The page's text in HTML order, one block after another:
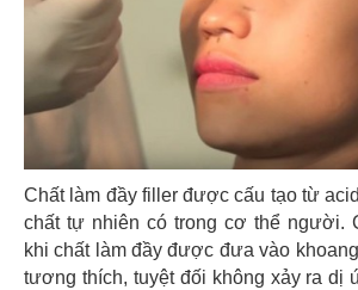
Chất làm đầy filler được cấu tạo từ
chất tự nhiên có trong cơ thể người.
khi chất làm đầy được đưa vào
tương thích, tuyệt đối không xảy ra dị